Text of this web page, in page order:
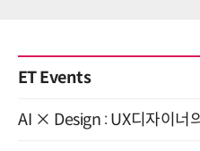
ET Events